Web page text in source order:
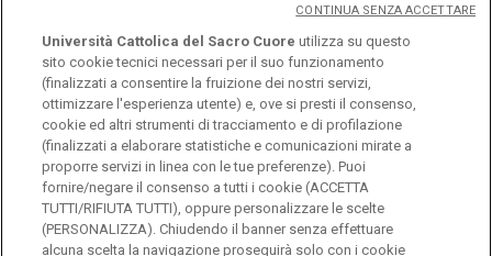
© Università Cattolica del Sacro Cuore
Largo A. Gemelli 1, 20123 Milano
PI 02133120150
Università Cattolica del Sacro Cuore utilizza su questo
sito cookie tecnici necessari per il suo funzionamento
(finalizzati a consentire la fruizione dei nostri servizi,
ottimizzare l'esperienza utente) e, ove si presti il consenso,
cookie ed altri strumenti di tracciamento e di profilazione
(finalizzati a elaborare statistiche e comunicazioni mirate a
proporre servizi in linea con le tue preferenze). Puoi
fornire/negare il consenso a tutti i cookie (ACCETTA
TUTTI/RIFIUTA TUTTI), oppure personalizzare le scelte
(PERSONALIZZA). Chiudendo il banner senza effettuare
alcuna scelta la navigazione proseguirà solo con i cookie
CONTINUA SENZA ACCETTARE